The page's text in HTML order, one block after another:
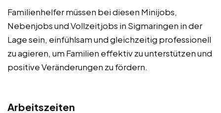
Familienhelfer müssen bei diesen Minijobs,
Nebenjobs und Vollzeitjobs in Sigmaringen in der
Lage sein, einfühlsam und gleichzeitig professionell
zu agieren, um Familien effektiv zu unterstützen und
positive Veränderungen zu fördern.
Arbeitszeiten